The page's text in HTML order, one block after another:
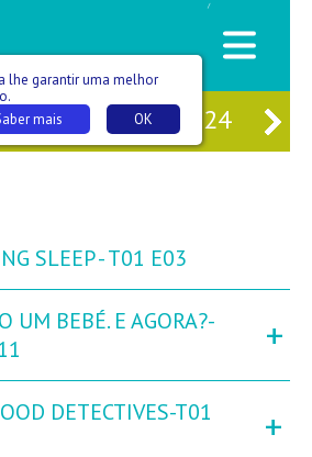
/
SÁB 23 DOM 24
SLEEP - T01 E03
UM BEBÉ. E AGORA?-
+
DETECTIVES-T01
+
lhe garantir uma melhor
OK
mais